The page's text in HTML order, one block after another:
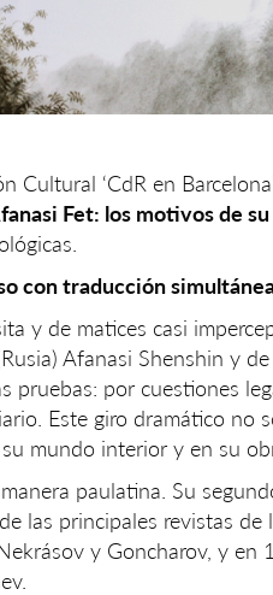
Cultural ‘CdR en
Fet: los motivos de
con traducción
y de matices casi
Afanasi Shenshin y
pruebas: por cuestiones
Este giro dramático no
mundo interior y en su
paulatina. Su
las principales revistas de
y Goncharov, y